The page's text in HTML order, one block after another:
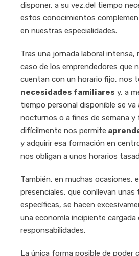
disponer, a su vez,del tiempo
estos conocimientos
en nuestras especialidades.
Tras una jornada laboral intensa,
caso de los emprendedores que
cuentan con un horario fijo, nos
necesidades familiares y, a
tiempo personal disponible se va
nocturnos o a fines de semana
difícilmente nos permite
y adquirir esa formación en
nos obligan a unos horarios
También, en muchas ocasiones,
presenciales, que conllevan unas
específicas, se hacen
una economía incipiente cargada
responsabilidades.
La única forma posible de poder